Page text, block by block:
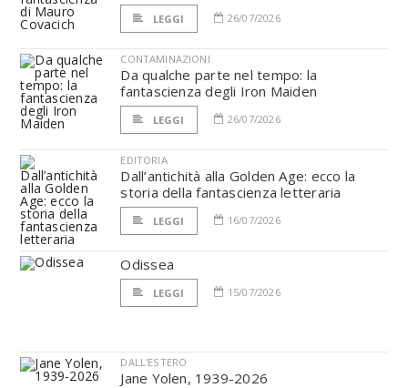
LEGGI 26/07/2026
CONTAMINAZIONI
Da qualche parte nel tempo: la
fantascienza degli Iron Maiden
LEGGI 26/07/2026
EDITORIA
Dall’antichità alla Golden Age: ecco la
storia della fantascienza letteraria
LEGGI 16/07/2026
Odissea
LEGGI 15/07/2026
DALL'ESTERO
Jane Yolen, 1939-2026